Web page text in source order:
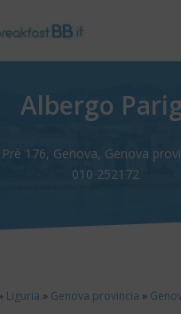
Albergo
176, Genova, Genova
010 252172
» Liguria » Genova provincia »